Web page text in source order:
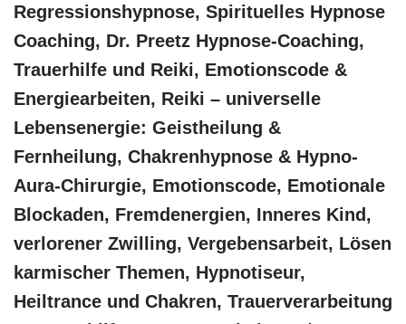
Regressionshypnose, Spirituelles Hypnose
Coaching, Dr. Preetz Hypnose-Coaching,
Trauerhilfe und Reiki, Emotionscode &
Energiearbeiten, Reiki – universelle
Lebensenergie: Geistheilung &
Fernheilung, Chakrenhypnose & Hypno-
Aura-Chirurgie, Emotionscode, Emotionale
Blockaden, Fremdenergien, Inneres Kind,
verlorener Zwilling, Vergebensarbeit, Lösen
karmischer Themen, Hypnotiseur,
Heiltrance und Chakren, Trauerverarbeitung